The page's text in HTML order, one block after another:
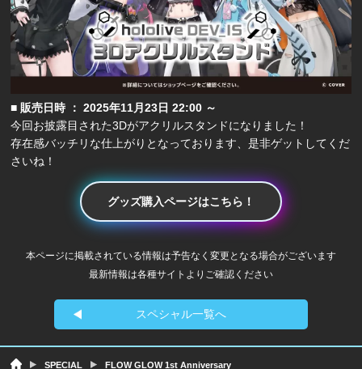
■ 販売日時 ： 2025年11月23日 22:00 ～
今回お披露目された3Dがアクリルスタンドになりました！
存在感バッチリな仕上がりとなっております、是非ゲットしてくだ
さいね！
グッズ購入ページはこちら！
本ページに掲載されている情報は予告なく変更となる場合がございます
最新情報は各種サイトよりご確認ください
スペシャル一覧へ
SPECIAL FLOW GLOW 1st Anniversary